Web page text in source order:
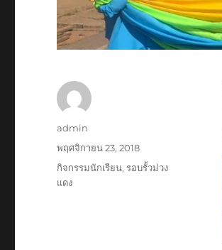
ผู้
เขียน
admin
เขียน
เมื่อ
พฤศจิกายน 23, 2018
หมวด
หมู่
กิจกรรมนักเรียน,รอบรั้วม่วง
แดง